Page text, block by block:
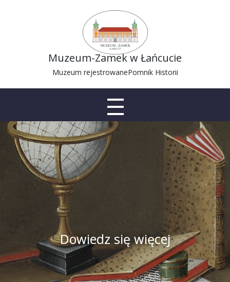
Muzeum-Zamek w Łańcucie
Muzeum rejestrowanePomnik Historii
Dowiedz się więcej